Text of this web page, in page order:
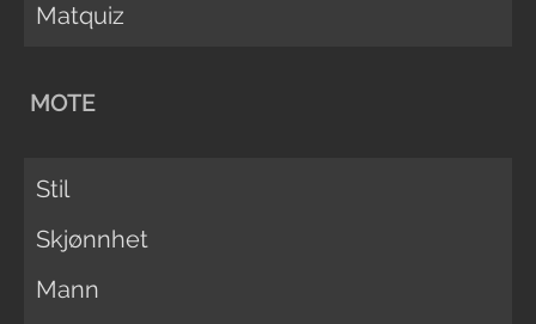
Matquiz
MOTE
Stil
Skjønnhet
Mann